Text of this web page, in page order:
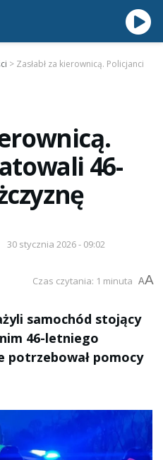
> Zasłabł za kierownicą. Policjanci
46-
30 stycznia 2026 - 09:02
Czas czytania: 1 minuta AA
samochód stojący
46-letniego
potrzebował pomocy